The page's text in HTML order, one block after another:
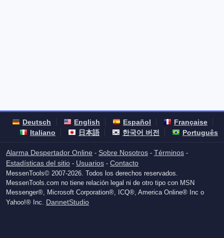
Deutsch English Español
Française
Italiano
日本語 한국어 버전 Português
Alarma Despertador Online - Sobre Nosotros - Términos -
Estadísticas del sitio - Usuarios - Contacto
MessenTools© 2007-2026. Todos los derechos reservados.
MessenTools.com no tiene relación legal ni de otro tipo con MSN
Messenger®, Microsoft Corporation®, ICQ®, America Online® Inc o
Yahoo!® Inc. DannetStudio